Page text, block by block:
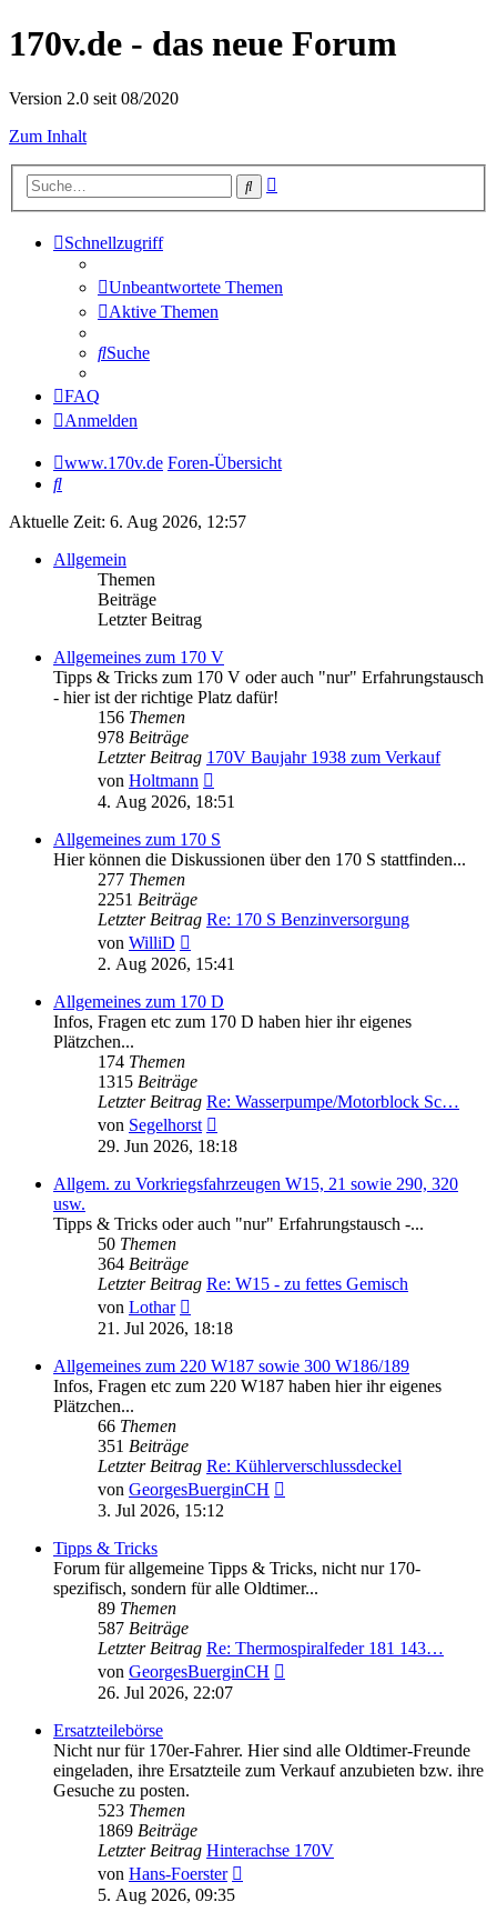
170v.de - das neue Forum
Version 2.0 seit 08/2020
Zum Inhalt
Suche
Schnellzugriff
Unbeantwortete Themen
Aktive Themen
Suche
FAQ
Anmelden
www.170v.de Foren-Übersicht
Suche
Aktuelle Zeit: 6. Aug 2026, 12:57
Allgemein
Themen
Beiträge
Letzter Beitrag
Allgemeines zum 170 V
Tipps & Tricks zum 170 V oder auch "nur" Erfahrungstausch
- hier ist der richtige Platz dafür!
156 Themen
978 Beiträge
Letzter Beitrag 170V Baujahr 1938 zum Verkauf
von Holtmann
Beitrag
4. Aug 2026, 18:51
Allgemeines zum 170 S
Hier können die Diskussionen über den 170 S stattfinden...
277 Themen
2251 Beiträge
Letzter Beitrag Re: 170 S Benzinversorgung
von WilliD
Beitrag
2. Aug 2026, 15:41
Allgemeines zum 170 D
Infos, Fragen etc zum 170 D haben hier ihr eigenes
Plätzchen...
174 Themen
1315 Beiträge
Letzter Beitrag Re: Wasserpumpe/Motorblock Sc…
von Segelhorst
Beitrag
29. Jun 2026, 18:18
Allgem. zu Vorkriegsfahrzeugen W15, 21 sowie 290, 320
usw.
Tipps & Tricks oder auch "nur" Erfahrungstausch -...
50 Themen
364 Beiträge
Letzter Beitrag Re: W15 - zu fettes Gemisch
von Lothar
Beitrag
21. Jul 2026, 18:18
Allgemeines zum 220 W187 sowie 300 W186/189
Infos, Fragen etc zum 220 W187 haben hier ihr eigenes
Plätzchen...
66 Themen
351 Beiträge
Letzter Beitrag Re: Kühlerverschlussdeckel
von GeorgesBuerginCH
3. Jul 2026, 15:12
Tipps & Tricks
Forum für allgemeine Tipps & Tricks, nicht nur 170-
spezifisch, sondern für alle Oldtimer...
89 Themen
587 Beiträge
Letzter Beitrag Re: Thermospiralfeder 181 143…
von GeorgesBuerginCH
26. Jul 2026, 22:07
Ersatzteilebörse
Nicht nur für 170er-Fahrer. Hier sind alle Oldtimer-Freunde
eingeladen, ihre Ersatzteile zum Verkauf anzubieten bzw. ihre
Gesuche zu posten.
523 Themen
1869 Beiträge
Letzter Beitrag Hinterachse 170V
von Hans-Foerster
5. Aug 2026, 09:35